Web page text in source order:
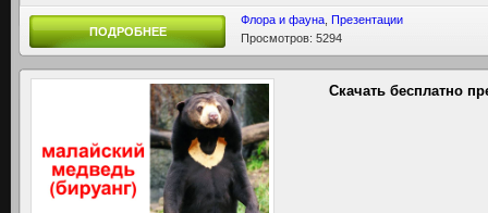
ПОДРОБНЕЕ
Флора и фауна Презентации
Просмотров: 5294
Скачать бесплатно